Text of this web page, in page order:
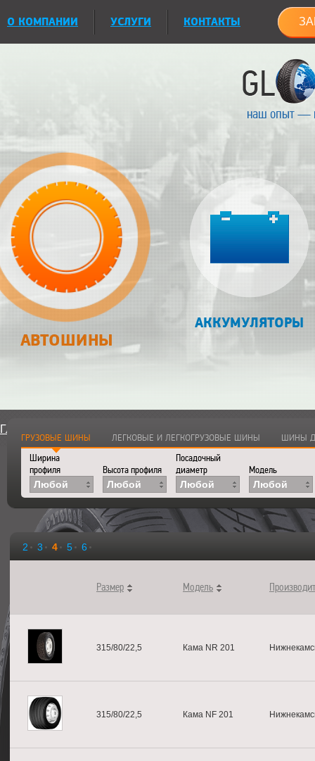
О КОМПАНИИ УСЛУГИ КОНТАКТЫ
наш опыт —
АВТОШИНЫ
АККУМУЛЯТОРЫ
Главная
ГРУЗОВЫЕ ШИНЫ ЛЕГКОВЫЕ И ЛЕГКОГРУЗОВЫЕ ШИНЫ ШИНЫ
Ширина
профиля
Любой
Высота профиля
Любой
Посадочный
диаметр
Любой
Модель
Любой
2 3 4 5 6
Размер Модель
315/80/22,5 Кама NR 201
315/80/22,5 Кама NF 201